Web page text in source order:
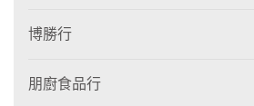
博勝行
朋廚食品行